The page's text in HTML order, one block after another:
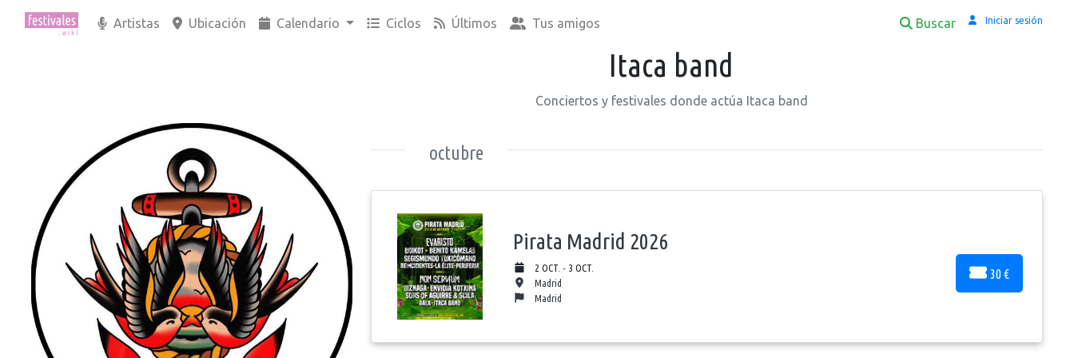
Artistas Ubicación Calendario Ciclos Últimos Tus amigos Buscar Iniciar sesión
Itaca band
Conciertos y festivales donde actúa Itaca band
octubre
Pirata Madrid 2026
2 OCT. - 3 OCT.
Madrid
Madrid
30 €